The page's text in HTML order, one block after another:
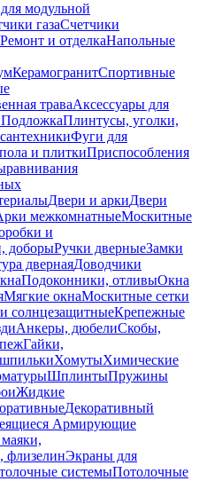
модульной
газаСчетчики
Ремонт и отделкаНапольные
КерамогранитСпортивные
траваАксессуары для
ПодложкаПлинтусы, уголки,
Фуги для
и плиткиПриспособления
Двери и аркиДвери
межкомнатныеМоскитные
и
доборыРучки дверныеЗамки
двернаяДоводчики
Подоконники, отливыОкна
Мягкие окнаМоскитные сетки
солнцезащитныеКрепежные
Анкеры, дюбелиСкобы,
Гайки,
ХомутыХимические
ШплинтыПружины
Жидкие
Декоративный
Армирующие
флизелинЭкраны для
системыПотолочные